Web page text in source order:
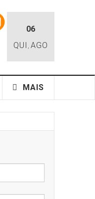
06
QUI , AGO
MAIS